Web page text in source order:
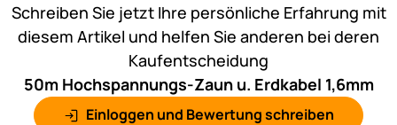
Schreiben Sie jetzt Ihre persönliche Erfahrung mit
diesem Artikel und helfen Sie anderen bei deren
Kaufentscheidung
50m Hochspannungs-Zaun u. Erdkabel 1,6mm
Einloggen und Bewertung schreiben